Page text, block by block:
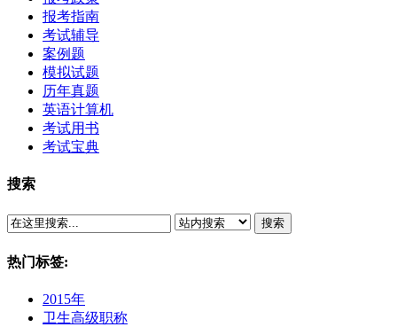
报考指南
考试辅导
案例题
模拟试题
历年真题
英语计算机
考试用书
考试宝典
搜索
搜索
热门标签:
2015年
卫生高级职称